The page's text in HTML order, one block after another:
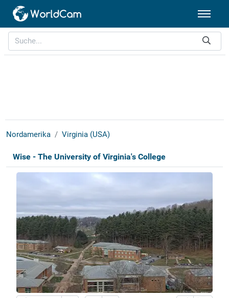
Nordamerika Virginia (USA)
Wise - The University of Virginia's College